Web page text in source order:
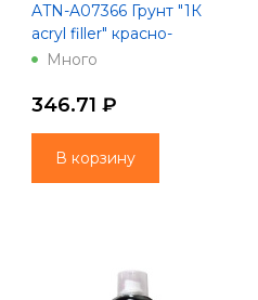
ATN-A07366 Грунт "1К
acryl filler" красно-
коричневый - Аэрозоль
Много
346.71 ₽
В корзину